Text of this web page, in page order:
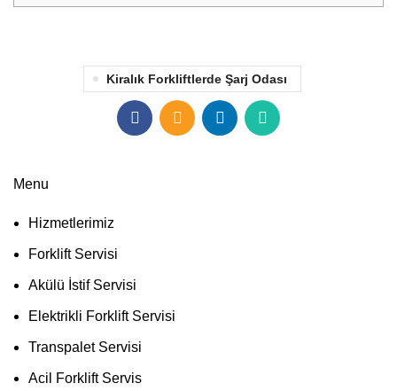
Kiralık Forkliftlerde Şarj Odası
Menu
Hizmetlerimiz
Forklift Servisi
Akülü İstif Servisi
Elektrikli Forklift Servisi
Transpalet Servisi
Acil Forklift Servis